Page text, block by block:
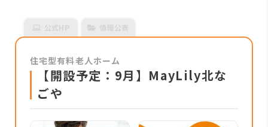
住宅型有料老人ホーム
【開設予定：9月】MayLily北な
ごや